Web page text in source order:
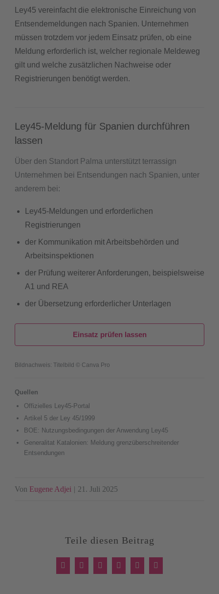
Ley45 vereinfacht die elektronische Einreichung von
Entsendemeldungen nach Spanien. Unternehmen
müssen trotzdem vor jedem Einsatz prüfen, ob eine
Meldung erforderlich ist, welcher regionale Meldeweg
gilt und welche zusätzlichen Nachweise oder
Registrierungen benötigt werden.
Ley45-Meldung für Spanien durchführen
lassen
Über den Standort Palma unterstützt terrassign
Unternehmen bei Entsendungen nach Spanien, unter
anderem bei:
Ley45-Meldungen und erforderlichen
Registrierungen
der Kommunikation mit Arbeitsbehörden und
Arbeitsinspektionen
der Prüfung weiterer Anforderungen, beispielsweise
A1 und REA
der Übersetzung erforderlicher Unterlagen
Einsatz prüfen lassen
Bildnachweis: Titelbild © Canva Pro
Quellen
Offizielles Ley45-Portal
Artikel 5 der Ley 45/1999
BOE: Nutzungsbedingungen der Anwendung Ley45
Generalitat Katalonien: Meldung grenzüberschreitender
Entsendungen
Von Eugene Adjei | 21. Juli 2025
Teile diesen Beitrag
Facebook
X LinkedInWhatsApp
Xing
E-
Mail